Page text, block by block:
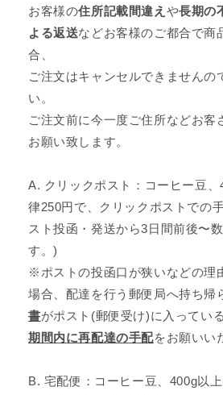
お客様の住所記載間違え や長期の
よる返送などお客様のご都合で商
合、
ご注文はキャンセルできませんの
い。
ご注文前に今一度ご住所などお客
お願い致します。
A. クリックポスト：コーヒー豆
律250円で、クリックポストでの
スト投函・発送から3日間前後〜
す。)
※ポストの投函口が狭いなどの理
場合、配達を行う郵便局へ持ち帰
書がポスト(郵便受け)に入ってい
期間内に再配達の手配をお願いい
B. 宅配便：コーヒー豆、400g以